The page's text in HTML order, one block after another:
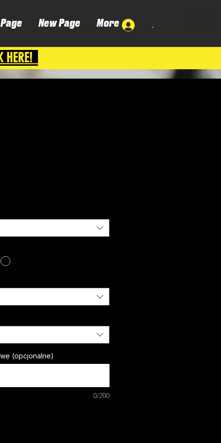
.
New Page More
HERE!
(opcjonalne)
0/200